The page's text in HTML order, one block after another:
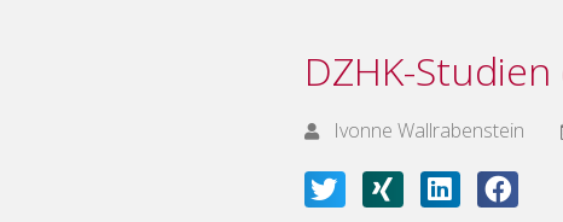
DZHK-
Ivonne Wallrabenstein